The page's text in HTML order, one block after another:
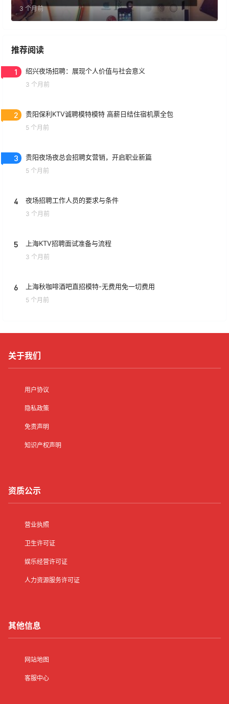
3 个月前
推荐阅读
1 绍兴夜场招聘：展现个人价值与社会意义
3 个月前
2 贵阳保利KTV诚聘模特模特 高薪日结住宿机票全包
5 个月前
3 贵阳夜场夜总会招聘女营销，开启职业新篇
5 个月前
4 夜场招聘工作人员的要求与条件
3 个月前
5 上海KTV招聘面试准备与流程
3 个月前
6 上海秋咖啡酒吧直招模特-无费用免一切费用
5 个月前
关于我们
用户协议
隐私政策
免责声明
知识产权声明
资质公示
营业执照
卫生许可证
娱乐经营许可证
人力资源服务许可证
其他信息
网站地图
客服中心